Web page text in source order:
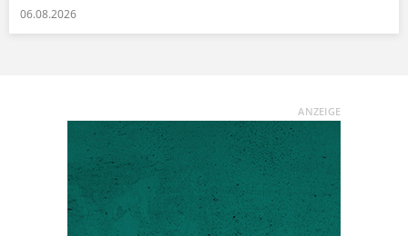
06.08.2026
ANZEIGE